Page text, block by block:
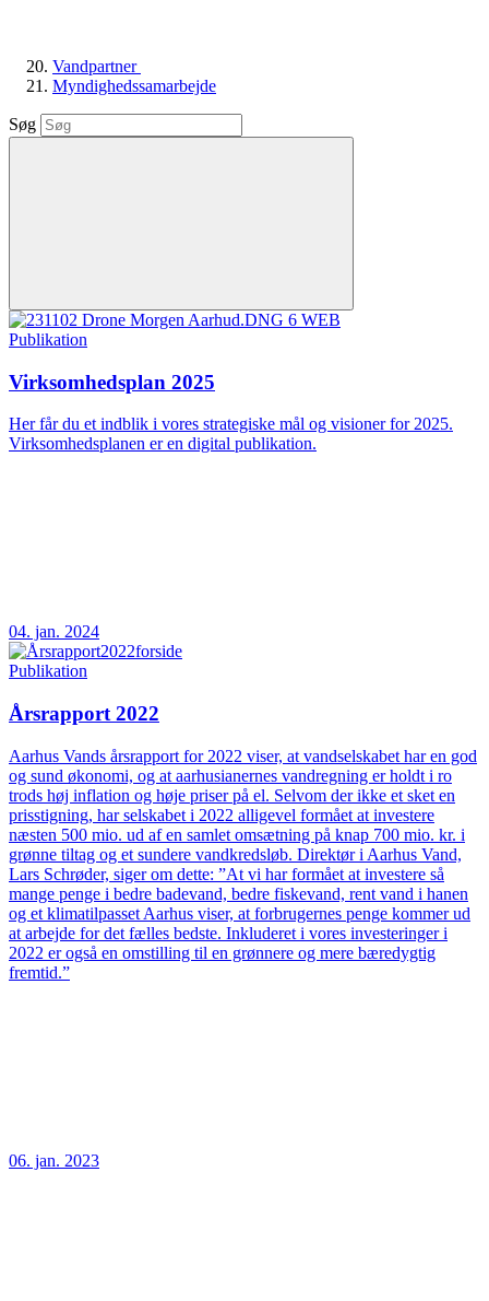
Vandpartner
Myndighedssamarbejde
Søg
Publikation
Virksomhedsplan 2025
Her får du et indblik i vores strategiske mål og visioner for 2025.
Virksomhedsplanen er en digital publikation.
04. jan. 2024
Publikation
Årsrapport 2022
Aarhus Vands årsrapport for 2022 viser, at vandselskabet har en god
og sund økonomi, og at aarhusianernes vandregning er holdt i ro
trods høj inflation og høje priser på el. Selvom der ikke et sket en
prisstigning, har selskabet i 2022 alligevel formået at investere
næsten 500 mio. ud af en samlet omsætning på knap 700 mio. kr. i
grønne tiltag og et sundere vandkredsløb. Direktør i Aarhus Vand,
Lars Schrøder, siger om dette: ”At vi har formået at investere så
mange penge i bedre badevand, bedre fiskevand, rent vand i hanen
og et klimatilpasset Aarhus viser, at forbrugernes penge kommer ud
at arbejde for det fælles bedste. Inkluderet i vores investeringer i
2022 er også en omstilling til en grønnere og mere bæredygtig
fremtid.”
06. jan. 2023